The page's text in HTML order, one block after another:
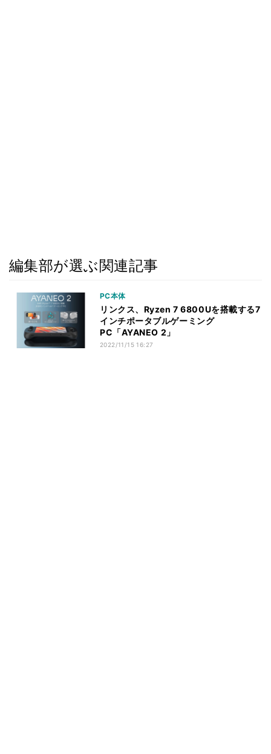
編集部が選ぶ関連記事
PC本体
リンクス、Ryzen 7 6800Uを搭載する7
インチポータブルゲーミング
PC「AYANEO 2」
2022/11/15 16:27